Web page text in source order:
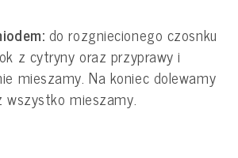
do rozgniecionego czosnku
z cytryny oraz przyprawy i
mieszamy. Na koniec dolewamy
wszystko mieszamy.